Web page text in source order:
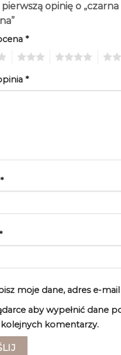
pierwszą opinię o
*
*
*
moje dane, adres e-
aby wypełnić dane
kolejnych komentarzy.